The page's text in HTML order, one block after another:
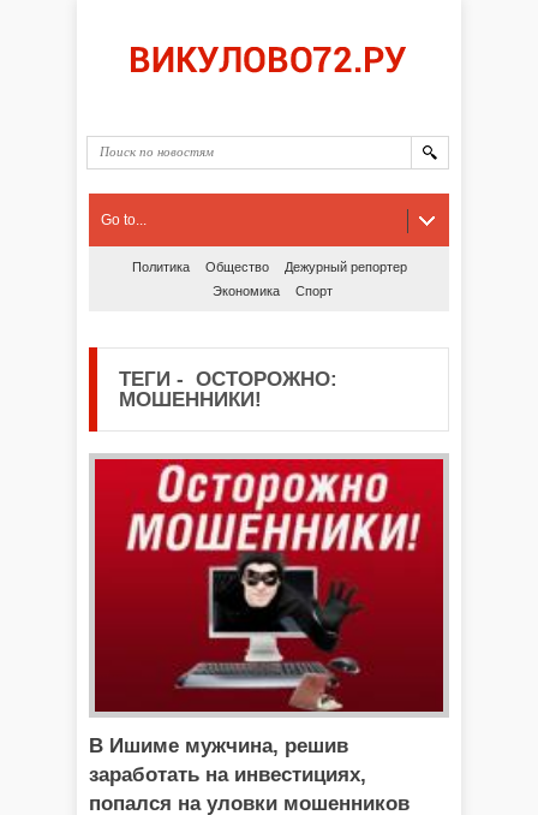
Go to...
Политика Общество
Дежурный репортер
Экономика
Спорт
ТЕГИ - ОСТОРОЖНО:
МОШЕННИКИ!
В Ишиме мужчина, решив
заработать на инвестициях,
попался на уловки мошенников